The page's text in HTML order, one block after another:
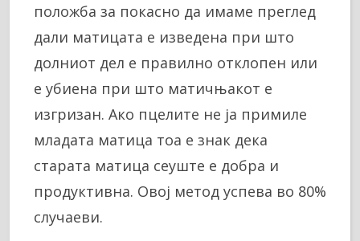
положба за покасно да имаме преглед
дали матицата е изведена при што
долниот дел е правилно отклопен или
е убиена при што матичњакот е
изгризан. Ако пцелите не ја примиле
младата матица тоа е знак дека
старата матица сеуште е добра и
продуктивна. Овој метод успева во 80%
случаеви.